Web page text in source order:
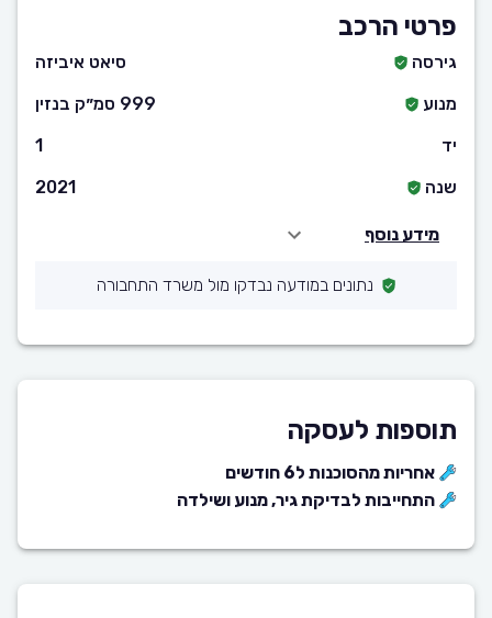
פרטי הרכב
גירסה
סיאט איביזה
מנוע
999 סמ״ק בנזין
יד
1
שנה
2021
מידע נוסף
נתונים במודעה נבדקו מול משרד התחבורה
תוספות לעסקה
אחריות מהסוכנות ל6 חודשים
התחייבות לבדיקת גיר, מנוע ושילדה